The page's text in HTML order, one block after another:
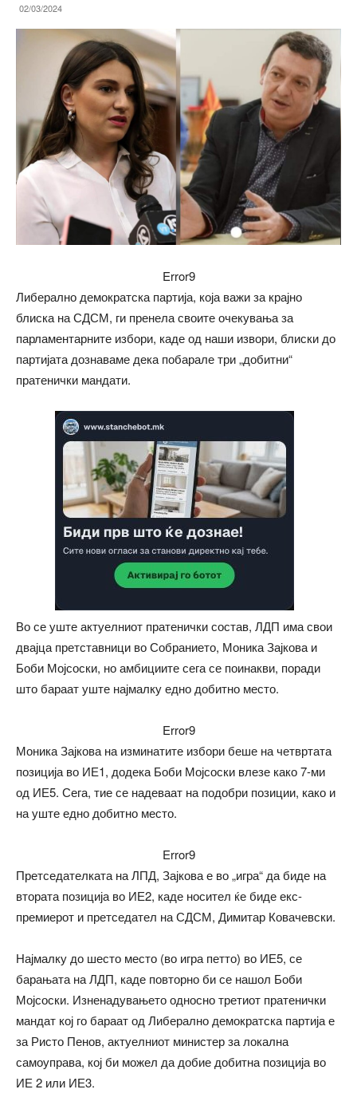
02/03/2024
Error9
Либерално демократска партија, која важи за крајно
блиска на СДСМ, ги пренела своите очекувања за
парламентарните избори, каде од наши извори, блиски до
партијата дознаваме дека побарале три „добитни“
пратенички мандати.
Во се уште актуелниот пратенички состав, ЛДП има свои
двајца претставници во Собранието, Моника Зајкова и
Боби Мојсоски, но амбициите сега се поинакви, поради
што бараат уште најмалку едно добитно место.
Error9
Моника Зајкова на изминатите избори беше на четвртата
позиција во ИЕ1, додека Боби Мојсоски влезе како 7-ми
од ИЕ5. Сега, тие се надеваат на подобри позиции, како и
на уште едно добитно место.
Error9
Претседателката на ЛПД, Зајкова е во „игра“ да биде на
втората позиција во ИЕ2, каде носител ќе биде екс-
премиерот и претседател на СДСМ, Димитар Ковачевски.
Најмалку до шесто место (во игра петто) во ИЕ5, се
барањата на ЛДП, каде повторно би се нашол Боби
Мојсоски. Изненадувањето односно третиот пратенички
мандат кој го бараат од Либерално демократска партија е
за Ристо Пенов, актуелниот министер за локална
самоуправа, кој би можел да добие добитна позиција во
ИЕ 2 или ИЕ3.